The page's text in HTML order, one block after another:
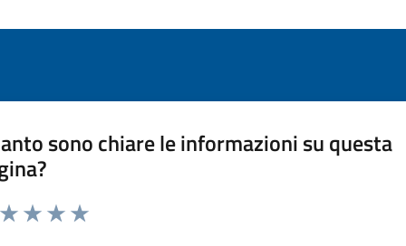
sono chiare le informazioni su questa
da 1 a 5 stelle la pagina